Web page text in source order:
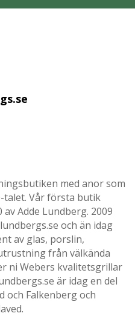
med anor som
talet. Vår första butik
Adde Lundberg. 2009
och än idag
av glas, porslin,
från välkända
ni Webers kvalitetsgrillar
är idag en del
och Falkenberg och